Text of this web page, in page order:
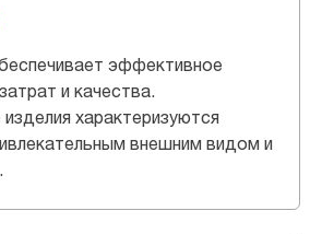
эффективное
и качества.
характеризуются
внешним видом и